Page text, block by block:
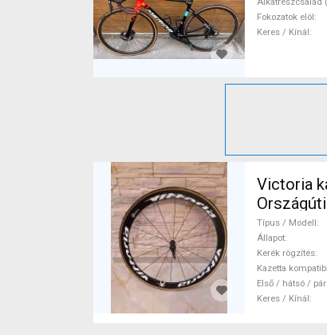
Fokozatok elöl
Keres / Kínál
Victoria
Típus / Modell
Állapot
Kerék rögzítés
Első / hátsó / pár
Keres / Kínál